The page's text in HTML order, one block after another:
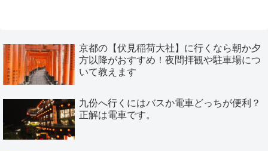
京都の【伏見稲荷大社】に行くなら朝か夕
方以降がおすすめ！夜間拝観や駐車場につ
いて教えます
九份へ行くにはバスか電車どっちが便利？
正解は電車です。